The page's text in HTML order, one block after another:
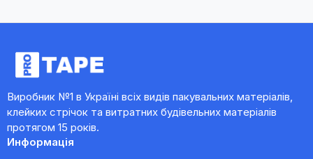
Виробник №1 в Україні всіх видів пакувальних матеріалів,
клейких стрічок та витратних будівельних матеріалів
протягом 15 років.
Информація